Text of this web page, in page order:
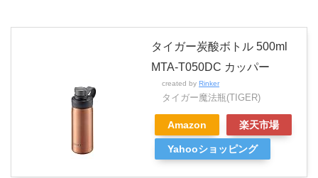
タイガー炭酸ボトル 500ml
MTA-T050DC カッパー
created by Rinker
タイガー魔法瓶(TIGER)
Amazon 楽天市場
Yahooショッピング